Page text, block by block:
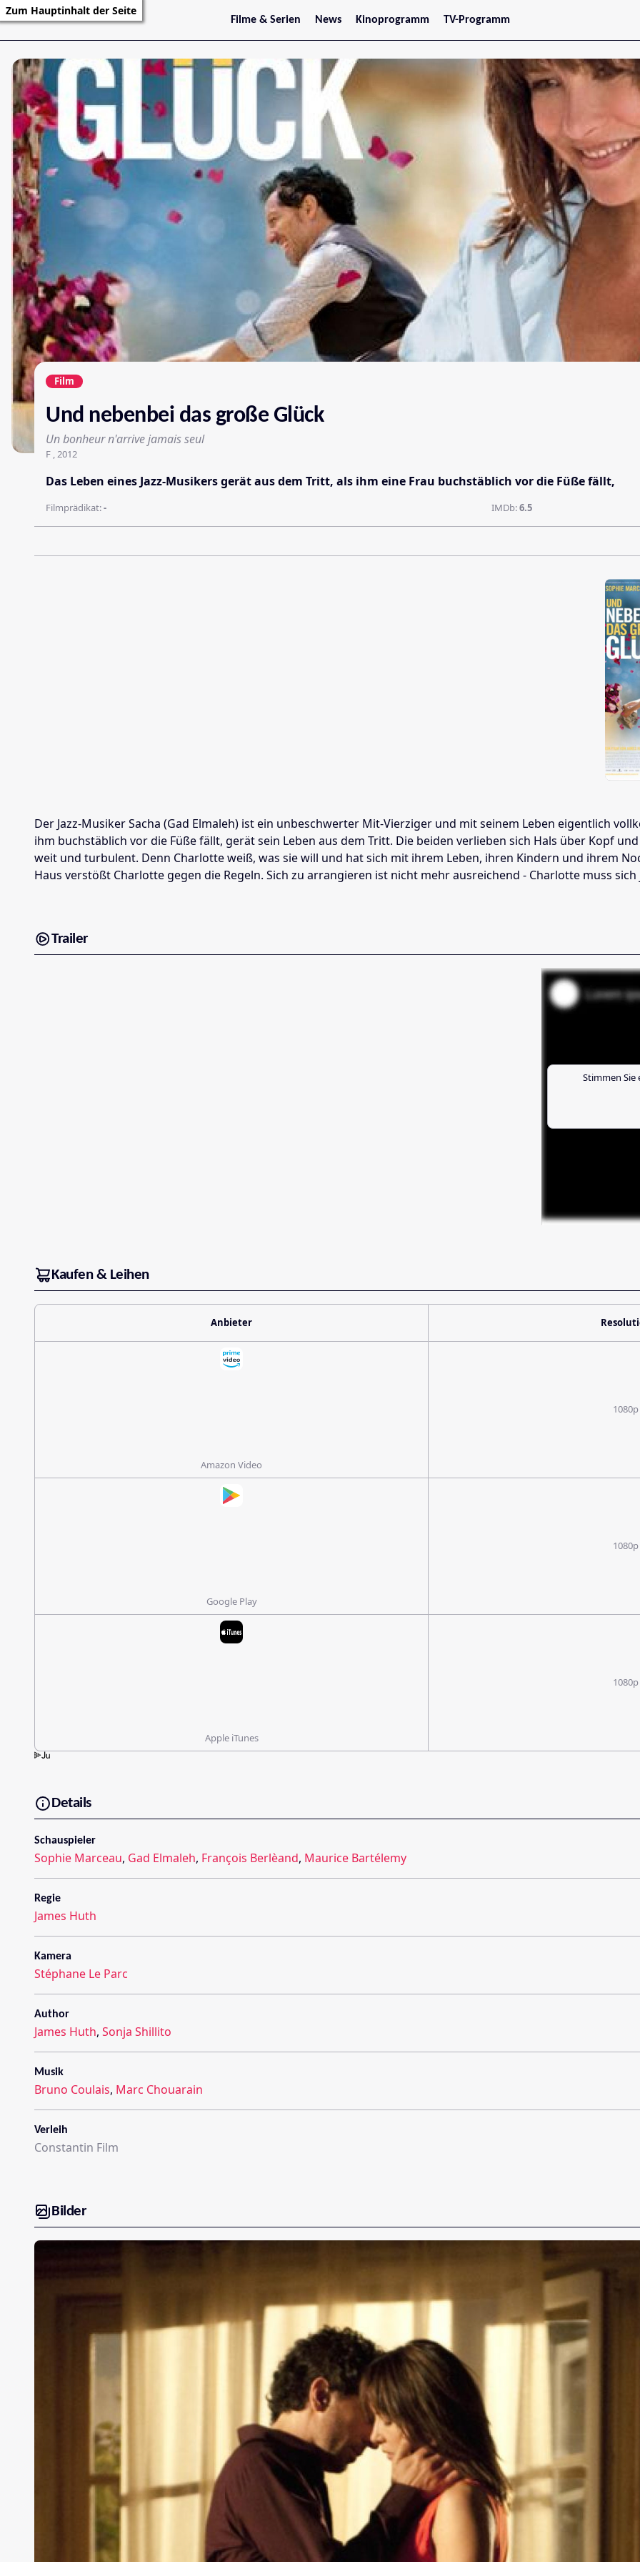
Zum Hauptinhalt der Seite
Filme & Serien
Trailer
Filmarchiv
News
Stars
Kinoprogramm
Jetzt im Kino
Kärnten
Salzburg
Tirol
TV-Programm
Film
Und nebenbei das große Glück
Un bonheur n'arrive jamais seul
F , 2012
Das Leben eines Jazz-Musikers gerät aus dem Tritt, als ihm eine Frau buchstäblich vor die Füße fällt,
Filmprädikat:- IMDb:6.5
Der Jazz-Musiker Sacha (Gad Elmaleh) ist ein unbeschwerter Mit-Vierziger und mit seinem Leben eigentlich
ihm buchstäblich vor die Füße fällt, gerät sein Leben aus dem Tritt. Die beiden verlieben sich Hals über Kopf
weit und turbulent. Denn Charlotte weiß, was sie will und hat sich mit ihrem Leben, ihren Kindern und ihrem
Haus verstößt Charlotte gegen die Regeln. Sich zu arrangieren ist nicht mehr ausreichend - Charlotte muss
Trailer
Stimmen
Kaufen & Leihen
Anbieter
Amazon Video
1080p
Google Play
1080p
Apple iTunes
1080p
Details
Schauspieler
Sophie Marceau, Gad Elmaleh, François Berlèand, Maurice Bartélemy
Regie
James Huth
Kamera
Stéphane Le Parc
Author
James Huth, Sonja Shillito
Musik
Bruno Coulais, Marc Chouarain
Verleih
Constantin Film
Bilder